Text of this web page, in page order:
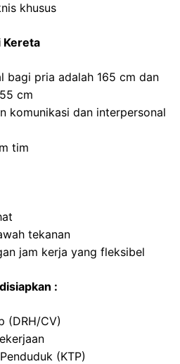
khusus
Kereta
bagi pria adalah 165 cm dan
cm
komunikasi dan interpersonal
tim
tekanan
jam kerja yang fleksibel
:
(DRH/CV)
(KTP)